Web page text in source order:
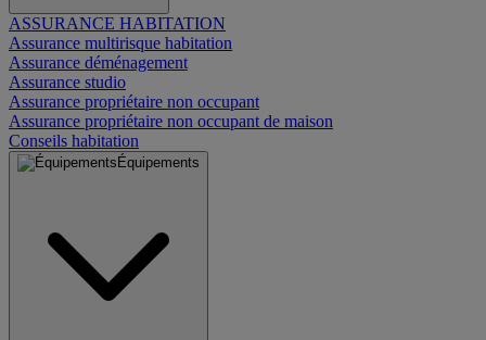
ASSURANCE HABITATION
Assurance multirisque habitation
Assurance déménagement
Assurance studio
Assurance propriétaire non occupant
Assurance propriétaire non occupant de maison
Conseils habitation
Équipements